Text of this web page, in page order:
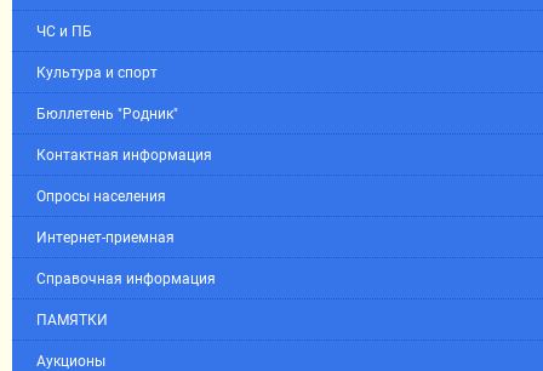
ЧС и ПБ
Культура и спорт
Бюллетень "Родник"
Контактная информация
Опросы населения
Интернет-приемная
Справочная информация
ПАМЯТКИ
Аукционы